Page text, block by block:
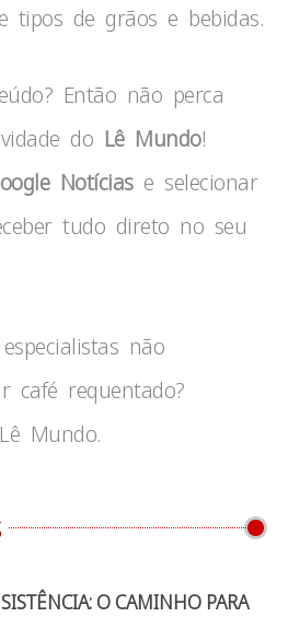
tipos de grãos e bebidas.
Então não perca
do Lê Mundo!
Notíciase selecionar
tudo direto no seu
não
café requentado?
Mundo.
O CAMINHO PARA